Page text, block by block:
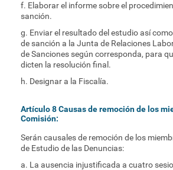
f. Elaborar el informe sobre el
sanción.
g. Enviar el resultado del estudio así
de sanción a la Junta de Relaciones
de Sanciones según corresponda, para
dicten la resolución final.
h. Designar a la Fiscalía.
Artículo 8 Causas de remoción de los
Comisión:
Serán causales de remoción de los
de Estudio de las Denuncias:
a. La ausencia injustificada a cuatro